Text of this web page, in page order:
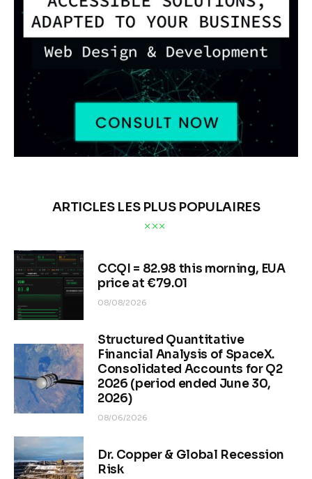
ARTICLES LES PLUS POPULAIRES
CCQI = 82.98 this morning, EUA
price at €79.01
08/08/2026
Structured Quantitative
Financial Analysis of SpaceX.
Consolidated Accounts for Q2
2026 (period ended June 30,
2026)
08/06/2026
Dr. Copper & Global Recession
Risk